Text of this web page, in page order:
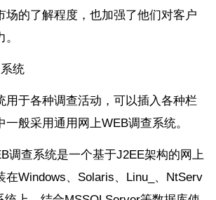
场的了解程度，也加强了他们对客户
统
用于各种调查活动，可以插入各种栏
一般采用通用网上WEB调查系统。
调查系统是一个基于J2EE架构的网上
在Windows、Solaris、Linu_、NtServ